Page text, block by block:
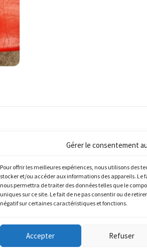
Gérer le consentement
Pour offrir les meilleures expériences, nous utilisons des
stocker et/ou accéder aux informations des appareils. Le
nous permettra de traiter des données telles que le
uniques sur ce site. Le fait de ne pas consentir ou de
négatif sur certaines caractéristiques et fonctions.
Accepter Refuser